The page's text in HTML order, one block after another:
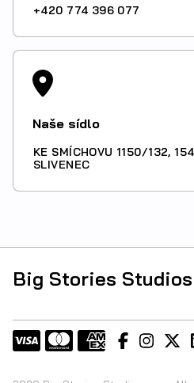
+420 774 396 077
Naše sídlo
KE SMÍCHOVU 1150/132,
SLIVENEC
Big Stories Studios